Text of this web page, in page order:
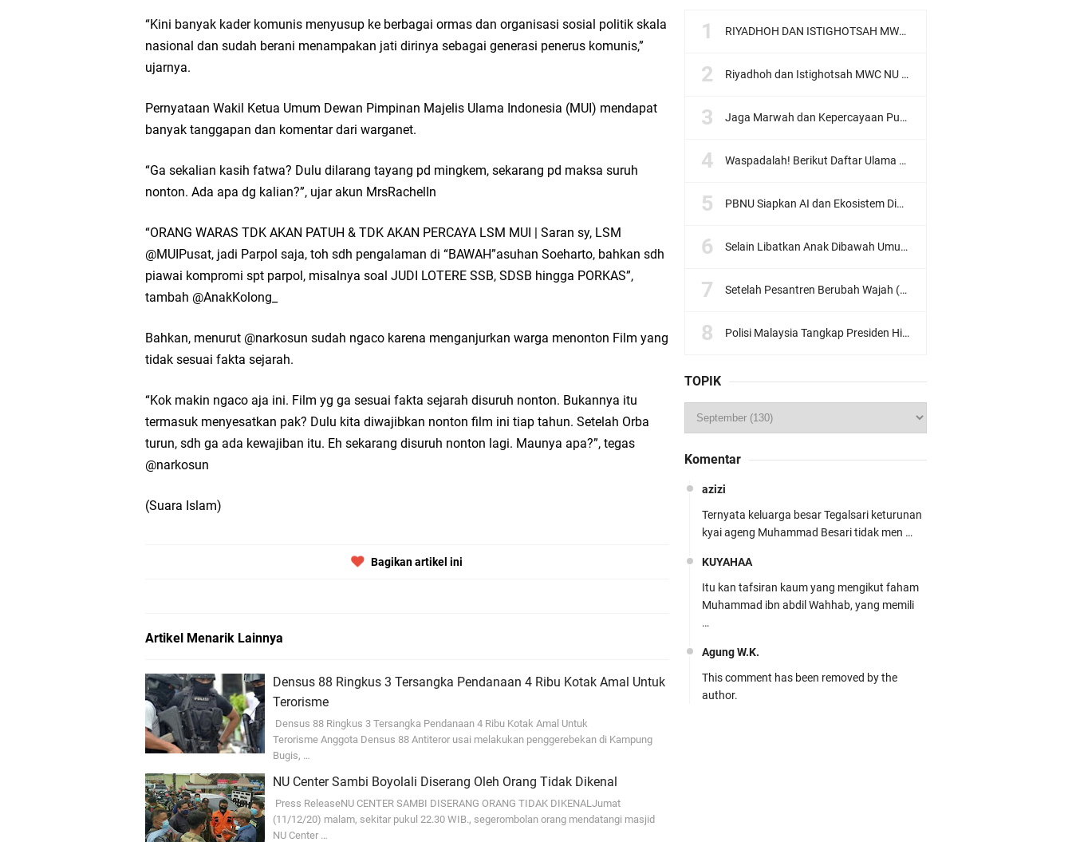
“Kini banyak kader komunis menyusup ke berbagai ormas dan organisasi sosial politik skala
nasional dan sudah berani menampakan jati dirinya sebagai generasi penerus komunis,”
ujarnya.
Pernyataan Wakil Ketua Umum Dewan Pimpinan Majelis Ulama Indonesia (MUI) mendapat
banyak tanggapan dan komentar dari warganet.
“Ga sekalian kasih fatwa? Dulu dilarang tayang pd mingkem, sekarang pd maksa suruh
nonton. Ada apa dg kalian?”, ujar akun MrsRachelIn
“ORANG WARAS TDK AKAN PATUH & TDK AKAN PERCAYA LSM MUI | Saran sy, LSM
@MUIPusat, jadi Parpol saja, toh sdh pengalaman di “BAWAH”asuhan Soeharto, bahkan sdh
piawai kompromi spt parpol, misalnya soal JUDI LOTERE SSB, SDSB hingga PORKAS”,
tambah @AnakKolong_
Bahkan, menurut @narkosun sudah ngaco karena menganjurkan warga menonton Film yang
tidak sesuai fakta sejarah.
“Kok makin ngaco aja ini. Film yg ga sesuai fakta sejarah disuruh nonton. Bukannya itu
termasuk menyesatkan pak? Dulu kita diwajibkan nonton film ini tiap tahun. Setelah Orba
turun, sdh ga ada kewajiban itu. Eh sekarang disuruh nonton lagi. Maunya apa?”, tegas
@narkosun
(Suara Islam)
Bagikan artikel ini
Artikel Menarik Lainnya
Densus 88 Ringkus 3 Tersangka Pendanaan 4 Ribu Kotak Amal Untuk
Terorisme
Densus 88 Ringkus 3 Tersangka Pendanaan 4 Ribu Kotak Amal Untuk
Terorisme Anggota Densus 88 Antiteror usai melakukan penggerebekan di Kampung
Bugis, …
NU Center Sambi Boyolali Diserang Oleh Orang Tidak Dikenal
Press ReleaseNU CENTER SAMBI DISERANG ORANG TIDAK DIKENALJumat
(11/12/20) malam, sekitar pukul 22.30 WIB., segerombolan orang mendatangi masjid
NU Center …
RIYADHOH DAN ISTIGHOTSAH MWC NU LOWOKWARU Menyambut Muktamar NU ke-35, Meneguhkan Sanad Laku Para Muassis
Riyadhoh dan Istighotsah MWC NU Lowokwaru: Menguatkan Doa, Menjalin Ukhuwah Menyambut Muktamar NU ke-35
Jaga Marwah dan Kepercayaan Publik, Ratusan Guru Ngaji Kota Malang Serukan Deklarasi Ramah Anak
Waspadalah! Berikut Daftar Ulama Wahabi di Seluruh Dunia dan Karya-karyanya
PBNU Siapkan AI dan Ekosistem Digital "Satu Ranah Digital untuk Ulama", Siap Diluncurkan dalam Waktu Dekat!
Selain Libatkan Anak Dibawah Umur, Aksi Ganyang Komunis Jadi Sorotan Karena Ada Narasi Halal Sembelih Orang
Setelah Pesantren Berubah Wajah (Dari NU Ke Wahabi)
Polisi Malaysia Tangkap Presiden Hizbut Tahrir Saat Konferensi Pers
TOPIK
Komentar
azizi
Ternyata keluarga besar Tegalsari keturunan
kyai ageng Muhammad Besari tidak men …
KUYAHAA
Itu kan tafsiran kaum yang mengikut faham
Muhammad ibn abdil Wahhab, yang memili
…
Agung W.K.
This comment has been removed by the
author.